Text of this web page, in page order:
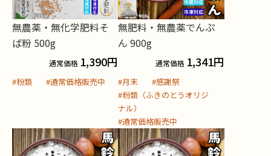
無農薬・無化学肥料そ
ば粉 500g
通常価格 1,390円
#粉類 #通常価格販売中
無肥料・無農薬でんぷ
ん 900g
通常価格 1,341円
#月末
#感謝祭
#粉類（ふきのとうオリジ
ナル）
#通常価格販売中